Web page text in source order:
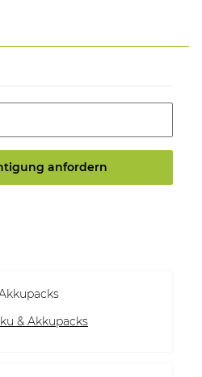
anfordern
& Akkupacks